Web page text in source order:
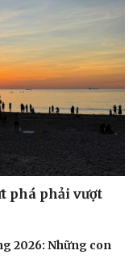
phá phải vượt
2026: Những con